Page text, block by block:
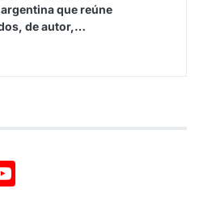
que reúne
de autor,…